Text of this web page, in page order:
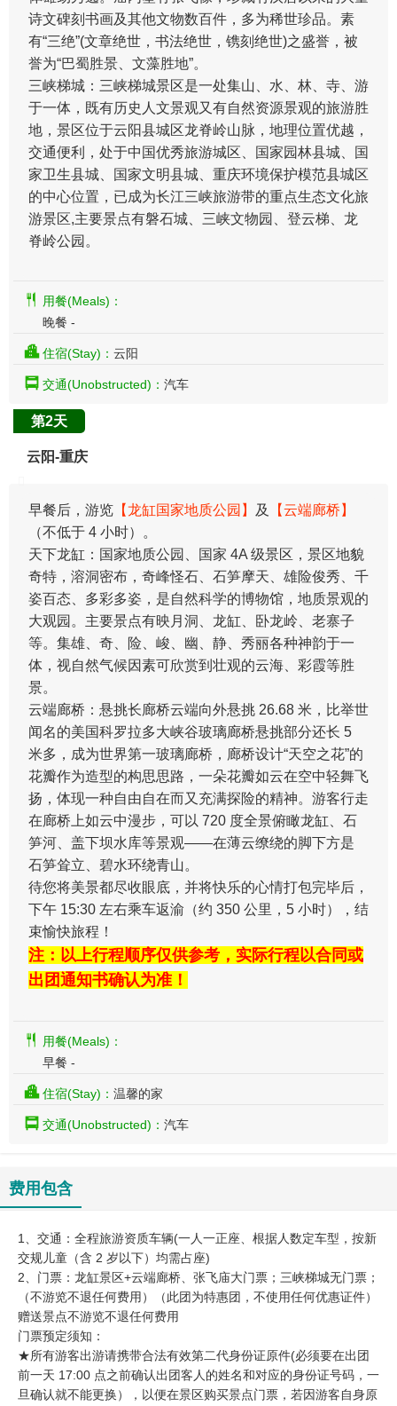
诗文碑刻书画及其他文物数百件，多为稀世珍品。素
有“三绝”(文章绝世，书法绝世，镌刻绝世)之盛誉，被
誉为“巴蜀胜景、文藻胜地”。
三峡梯城：三峡梯城景区是一处集山、水、林、寺、游
于一体，既有历史人文景观又有自然资源景观的旅游胜
地，景区位于云阳县城区龙脊岭山脉，地理位置优越，
交通便利，处于中国优秀旅游城区、国家园林县城、国
家卫生县城、国家文明县城、重庆环境保护模范县城区
的中心位置，已成为长江三峡旅游带的重点生态文化旅
游景区,主要景点有磐石城、三峡文物园、登云梯、龙
脊岭公园。
用餐(Meals)：
晚餐 -
住宿(Stay)： 云阳
交通(Unobstructed)： 汽车
第2天
云阳-重庆
早餐后，游览 【龙缸国家地质公园】 及
【云端廊桥】
（不低于 4 小时）。
天下龙缸：国家地质公园、国家 4A 级景区，景区地貌
奇特，溶洞密布，奇峰怪石、石笋摩天、雄险俊秀、千
姿百态、多彩多姿，是自然科学的博物馆，地质景观的
大观园。主要景点有映月洞、龙缸、卧龙岭、老寨子
等。集雄、奇、险、峻、幽、静、秀丽各种神韵于一
体，视自然气候因素可欣赏到壮观的云海、彩霞等胜
景。
云端廊桥：悬挑长廊桥云端向外悬挑 26.68 米，比举世
闻名的美国科罗拉多大峡谷玻璃廊桥悬挑部分还长 5
米多，成为世界第一玻璃廊桥，廊桥设计“天空之花”的
花瓣作为造型的构思思路，一朵花瓣如云在空中轻舞飞
扬，体现一种自由自在而又充满探险的精神。游客行走
在廊桥上如云中漫步，可以 720 度全景俯瞰龙缸、石
笋河、盖下坝水库等景观——在薄云缭绕的脚下方是
石笋耸立、碧水环绕青山。
待您将美景都尽收眼底，并将快乐的心情打包完毕后，
下午 15:30 左右乘车返渝（约 350 公里，5 小时），结
束愉快旅程！
注：以上行程顺序仅供参考，实际行程以合同或
出团通知书确认为准！
用餐(Meals)：
早餐 -
住宿(Stay)： 温馨的家
交通(Unobstructed)： 汽车
费用包含
1、交通：全程旅游资质车辆(一人一正座、根据人数定车型，按新
交规儿童（含 2 岁以下）均需占座)
2、门票：龙缸景区+云端廊桥、张飞庙大门票；三峡梯城无门票；
（不游览不退任何费用）（此团为特惠团，不使用任何优惠证件）
赠送景点不游览不退任何费用
门票预定须知：
★所有游客出游请携带合法有效第二代身份证原件(必须要在出团
前一天 17:00 点之前确认出团客人的姓名和对应的身份证号码，一
旦确认就不能更换），以便在景区购买景点门票，若因游客自身原